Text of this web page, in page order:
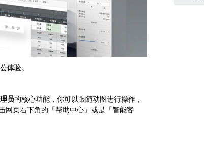
体验。
员的核心功能，你可以跟随动图进行操作，
网页右下角的「帮助中心」或是「智能客